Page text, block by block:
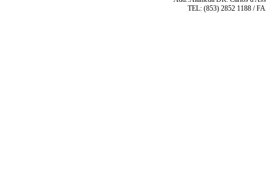
TEL: (853) 2852 1188 /